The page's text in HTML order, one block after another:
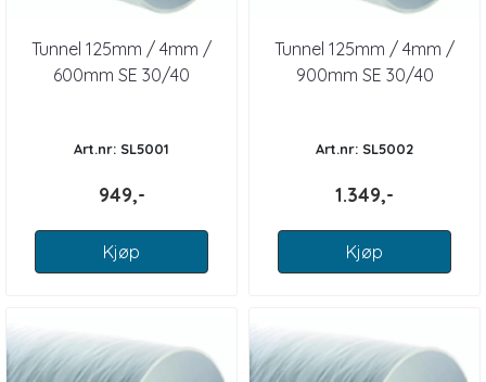
Tunnel 125mm / 4mm /
600mm SE 30/40
Art.nr: SL5001
949,-
Kjøp
Tunnel 125mm / 4mm /
900mm SE 30/40
Art.nr: SL5002
1.349,-
Kjøp